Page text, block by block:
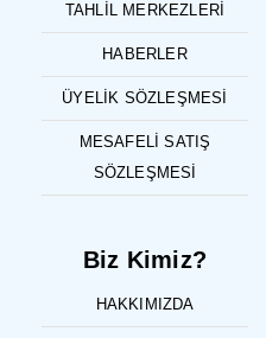
TAHLIL MERKEZLERI
HABERLER
ÜYELIK SÖZLEŞMESI
MESAFELI SATIŞ
SÖZLEŞMESI
Biz Kimiz?
HAKKIMIZDA